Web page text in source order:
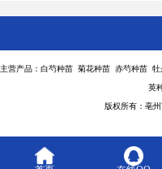
主营产品：白芍种苗 菊花种苗 赤芍种苗
英
版权所有：亳